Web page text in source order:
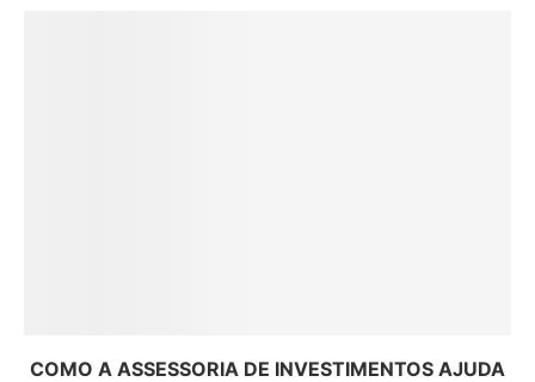
COMO A ASSESSORIA DE INVESTIMENTOS AJUDA